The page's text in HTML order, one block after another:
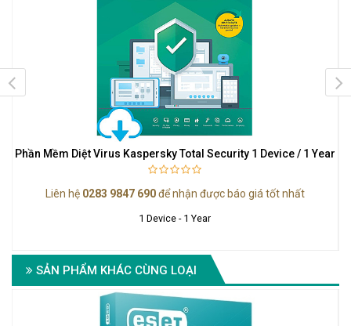
Phần Mềm Diệt Virus Kaspersky Total Security 1 Device / 1 Year
Liên hệ 0283 9847 690để nhận được báo giá tốt nhất
1 Device - 1 Year
SẢN PHẨM KHÁC CÙNG LOẠI